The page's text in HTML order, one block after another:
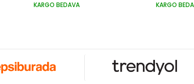
KARGO BEDAVA KARGO